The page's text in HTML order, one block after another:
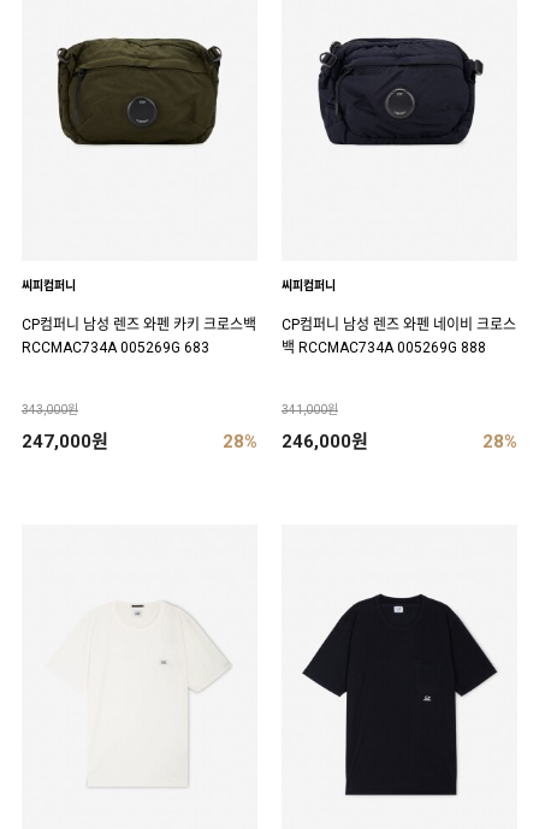
씨피컴퍼니
CP컴퍼니 남성 렌즈 와펜 카키 크로스백
RCCMAC734A 005269G 683
343,000원
247,000원 28%
씨피컴퍼니
CP컴퍼니 남성 렌즈 와펜 네이비 크로스
백 RCCMAC734A 005269G 888
341,000원
246,000원 28%